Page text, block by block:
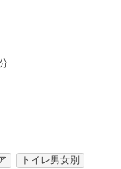
トイレ男女別